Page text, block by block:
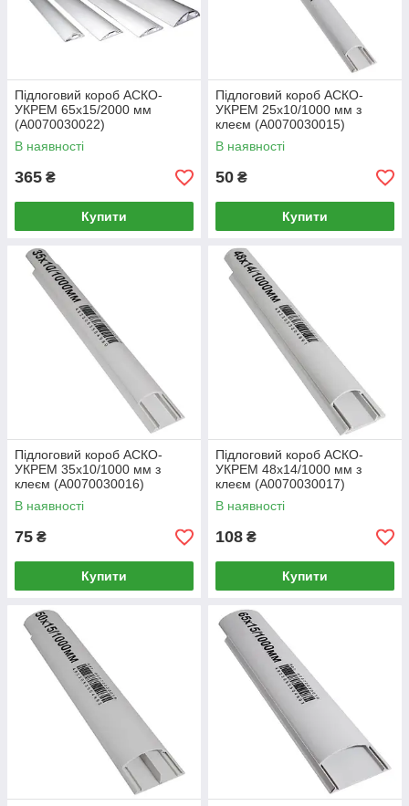
Підлоговий короб АСКО-
УКРЕМ 65х15/2000 мм
(A0070030022)
В наявності
365 ₴
Купити
Підлоговий короб АСКО-
УКРЕМ 25х10/1000 мм з
клеєм (A0070030015)
В наявності
50 ₴
Купити
Підлоговий короб АСКО-
УКРЕМ 35х10/1000 мм з
клеєм (A0070030016)
В наявності
75 ₴
Купити
Підлоговий короб АСКО-
УКРЕМ 48х14/1000 мм з
клеєм (A0070030017)
В наявності
108 ₴
Купити